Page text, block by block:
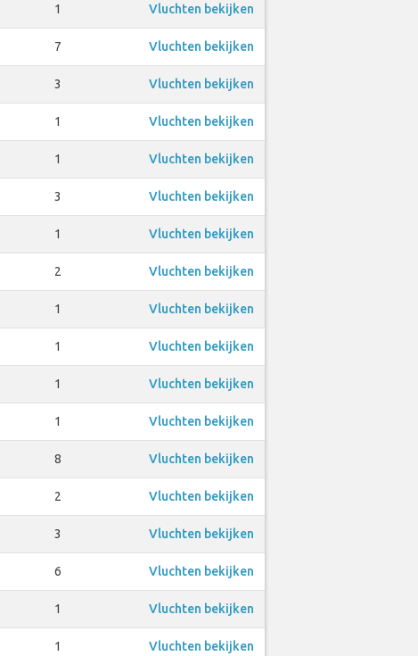
1 Vluchten bekijken
7 Vluchten bekijken
3 Vluchten bekijken
1 Vluchten bekijken
1 Vluchten bekijken
3 Vluchten bekijken
1 Vluchten bekijken
2 Vluchten bekijken
1 Vluchten bekijken
1 Vluchten bekijken
1 Vluchten bekijken
1 Vluchten bekijken
8 Vluchten bekijken
2 Vluchten bekijken
3 Vluchten bekijken
6 Vluchten bekijken
1 Vluchten bekijken
1 Vluchten bekijken